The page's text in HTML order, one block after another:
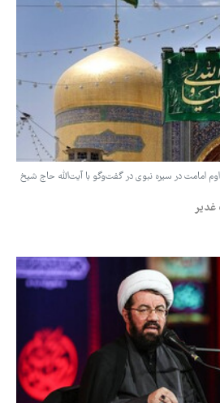
امامت در سیره نبوی در گفت‌وگو با آیت‌الله حاج شیخ
غدیر